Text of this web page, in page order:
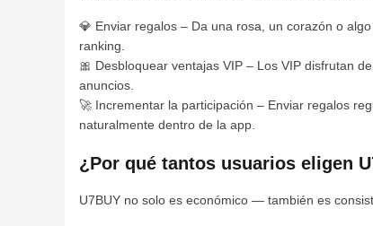
💎 Enviar regalos – Da una rosa, un corazón o
ranking.
🎀 Desbloquear ventajas VIP – Los VIP disfrutan
anuncios.
🚀 Incrementar la participación – Enviar regalos
naturalmente dentro de la app.
¿Por qué tantos usuarios eligen
U7BUY no solo es económico — también es